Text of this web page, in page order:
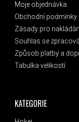
KATEGORIE
Moje objednávka
Obchodní podmínky
Zásady pro
Souhlas se
Způsob platby a
Tabulka velikostí